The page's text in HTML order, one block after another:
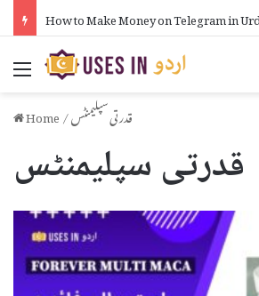
How to Make Money on Telegram in
Menu
Home/قدرتی سپلیمنٹس
قدرتی سپلیمنٹس